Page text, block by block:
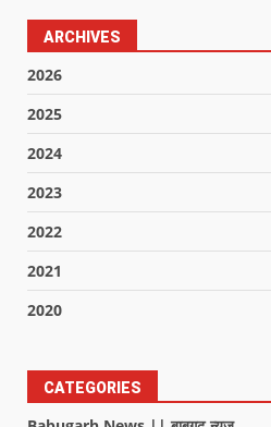
ARCHIVES
2026
2025
2024
2023
2022
2021
2020
CATEGORIES